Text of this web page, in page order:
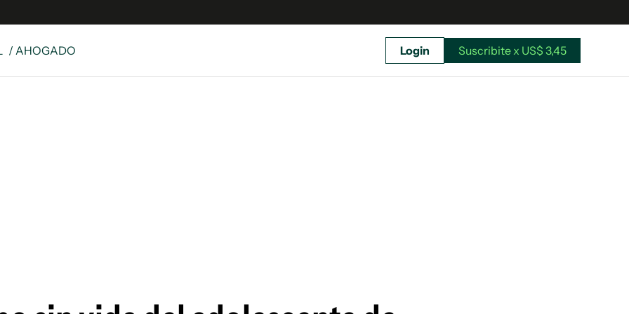
/ AHOGADO Login Suscribite x US$ 3,45